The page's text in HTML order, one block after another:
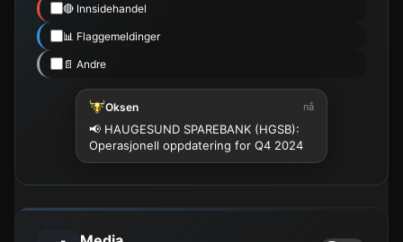
🔴 Innsidehandel
📊 Flaggemeldinger
📄 Andre
Oksen nå
📢 HAUGESUND SPAREBANK (HGSB):
Operasjonell oppdatering for Q4 2024